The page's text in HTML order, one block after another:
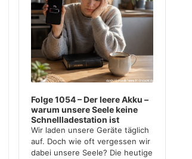
Folge 1054 – Der leere Akku –
warum unsere Seele keine
Schnellladestation ist
Wir laden unsere Geräte täglich
auf. Doch wie oft vergessen wir
dabei unsere Seele? Die heutige